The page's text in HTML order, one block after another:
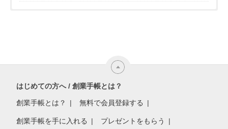
はじめての方へ / 創業手帳とは？
創業手帳とは？ 無料で会員登録する
創業手帳を手に入れる プレゼントをもらう